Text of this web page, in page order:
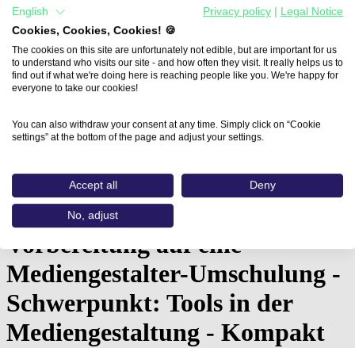
Home
Aus- und Weiterbildungen
Vorbereitung auf eine Mediengestalter-Umschulung…
Vorbereitung auf eine
Mediengestalter-Umschulung -
Schwerpunkt: Tools in der
Mediengestaltung - Kompakt
English Privacy policy
Legal Notice
Cookies, Cookies, Cookies! 🍪
The cookies on this site are unfortunately not edible, but are important for us
to understand who visits our site - and how often they visit. It really helps us to
find out if what we're doing here is reaching people like you. We're happy for
everyone to take our cookies!
You can also withdraw your consent at any time. Simply click on “Cookie
settings” at the bottom of the page and adjust your settings.
Accept all Deny
No, adjust